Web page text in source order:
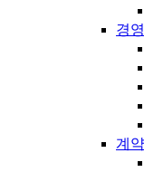
경
계